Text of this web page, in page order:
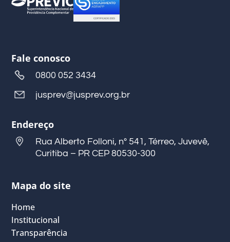
Fale conosco
0800 052 3434
jusprev@jusprev.org.br
Endereço
Rua Alberto Folloni, nº 541, Térreo, Juvevê,
Curitiba – PR CEP 80530-300
Mapa do site
Home
Institucional
Transparência